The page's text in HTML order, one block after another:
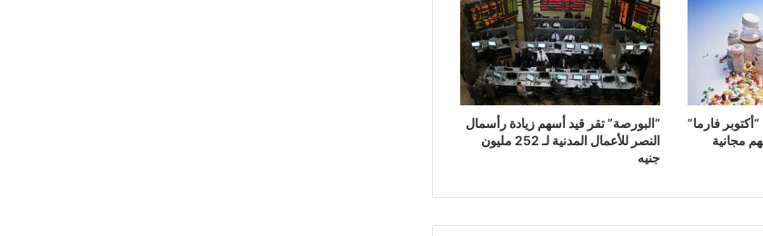
فارما”
“البورصة” تقر قيد أسهم زيادة رأسمال
النصر للأعمال المدنية لـ 252 مليون
جنيه